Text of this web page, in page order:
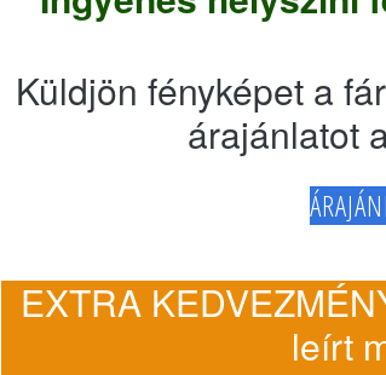
Küldjön fényképet a
árajánlatot
EXTRA
leírt